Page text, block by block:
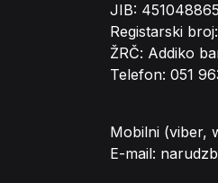
JIB:
Registarski
ŽRČ: Addiko
Telefon: 051
Mobilni (viber,
E-mail: